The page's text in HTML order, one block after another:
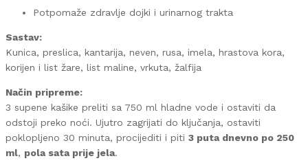
Potpomaže zdravlje dojki i urinarnog trakta
Sastav:
Kunica, preslica, kantarija, neven, rusa, imela, hrastova kora,
korijen i list žare, list maline, vrkuta, žalfija
Način pripreme:
3 supene kašike preliti sa 750 ml hladne vode i ostaviti da
odstoji preko noći. Ujutro zagrijati do ključanja, ostaviti
poklopljeno 30 minuta, procijediti i piti 3 puta dnevno po 250
ml, pola sata prije jela.